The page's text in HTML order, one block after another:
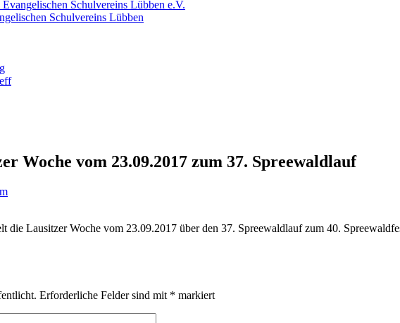
Schulvereins Lübben e.V.
Schulvereins Lübben
Woche vom 23.09.2017 zum 37. Spreewaldlauf
die Lausitzer Woche vom 23.09.2017 über den 37. Spreewaldlauf zum 40.
Erforderliche Felder sind mit * markiert